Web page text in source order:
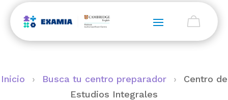
Inicio › Busca tu centro preparador ›
Centro de
Estudios Integrales